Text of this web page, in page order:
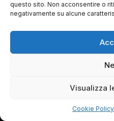
questo sito. Non acconsentire o
negativamente su alcune
Visualizza
Cookie Policy